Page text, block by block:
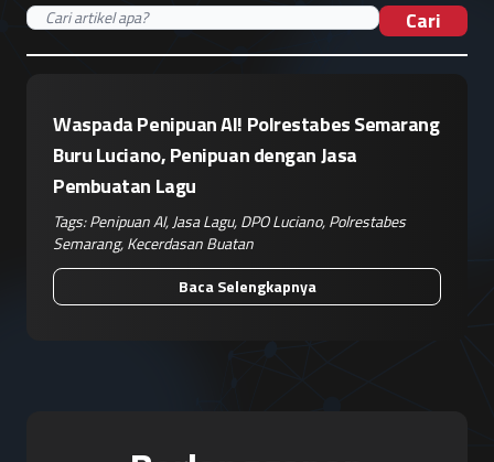
Cari
Waspada Penipuan AI! Polrestabes Semarang
Buru Luciano, Penipuan dengan Jasa
Pembuatan Lagu
Tags:Penipuan AI,Jasa Lagu,DPO Luciano,Polrestabes
Semarang,Kecerdasan Buatan
Baca Selengkapnya